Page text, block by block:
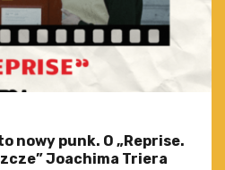
nowy punk. O „Reprise.
Joachima Triera